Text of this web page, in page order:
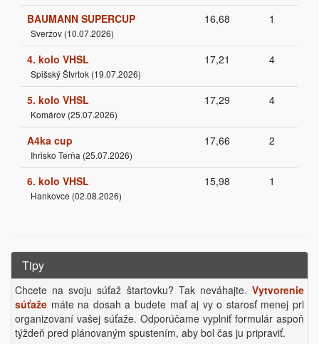
BAUMANN SUPERCUP
Sveržov (10.07.2026)
16,68 1
4. kolo VHSL
Spišský Štvrtok (19.07.2026)
17,21 4
5. kolo VHSL
Komárov (25.07.2026)
17,29 4
A4ka cup
Ihrisko Terňa (25.07.2026)
17,66 2
6. kolo VHSL
Hankovce (02.08.2026)
15,98 1
Tipy
Chcete na svoju súťaž štartovku? Tak neváhajte. Vytvorenie
súťaže máte na dosah a budete mať aj vy o starosť menej pri
organizovaní vašej súťaže. Odporúčame vyplniť formulár aspoň
týždeň pred plánovaným spustením, aby bol čas ju pripraviť.